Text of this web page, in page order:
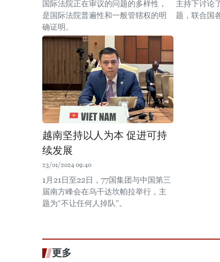
国际法院正在审议的问题的多样性，
是国际法院普遍性和一般管辖权的明
确证明。
主持下讨论
题，联合国
越南坚持以人为本 促进可持
续发展
23/01/2024 09:40
1月21日至22日，77国集团与中国第三
届南方峰会在乌干达坎帕拉举行，主
题为“不让任何人掉队”。
更多